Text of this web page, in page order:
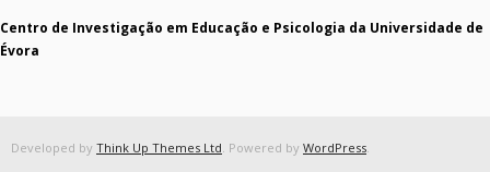
Centro de Investigação em Educação e Psicologia da Universidade de
Évora
Developed by Think Up Themes Ltd. Powered by WordPress.